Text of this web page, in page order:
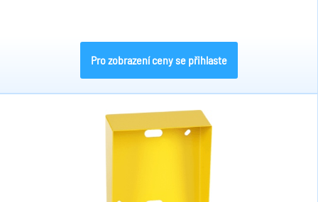
Pro zobrazení ceny se přihlaste